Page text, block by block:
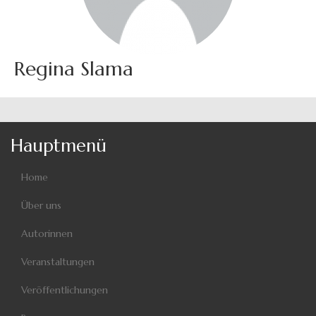
Regina Slama
Hauptmenü
Home
Über uns
Autorinnen
Veranstaltungen
Veröffentlichungen